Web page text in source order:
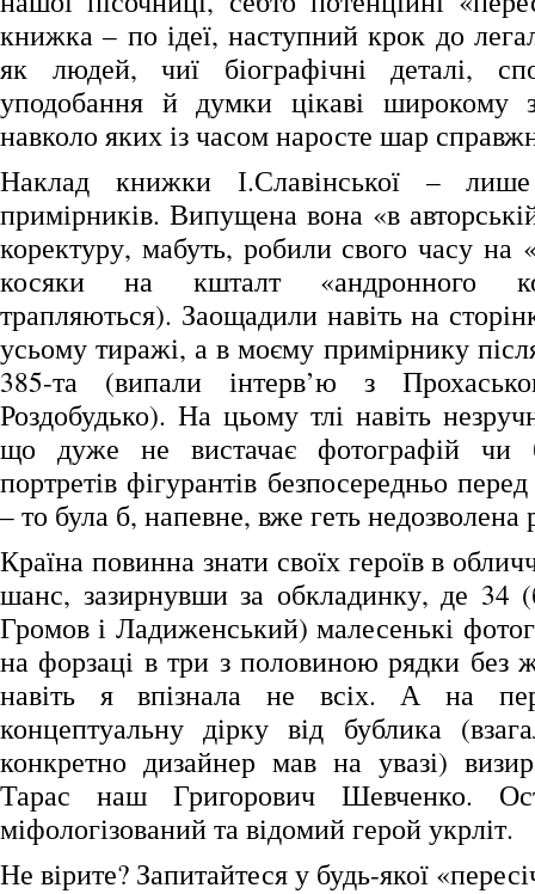
книжка – по ідеї, наступний крок до
як людей, чиї біографічні деталі,
уподобання й думки цікаві широкому
навколо яких із часом наросте шар
Наклад книжки І.Славінської – лише
примірників. Випущена вона «в
коректуру, мабуть, робили свого часу на
косяки на кшталт «андронного
трапляються). Заощадили навіть на
усьому тиражі, а в моєму примірнику
385-та (випали інтерв’ю з
Роздобудько). На цьому тлі навіть
що дуже не вистачає фотографій чи
портретів фігурантів безпосередньо
– то була б, напевне, вже геть недозволена
Країна повинна знати своїх героїв в
шанс, зазирнувши за обкладинку, де 34
Громов і Ладиженський) малесенькі
на форзаці в три з половиною рядки без
навіть я впізнала не всіх. А на
концептуальну дірку від бублика
конкретно дизайнер мав на увазі)
Тарас наш Григорович Шевченко.
міфологізований та відомий герой укрліт.
Не вірите? Запитайтеся у будь-якої